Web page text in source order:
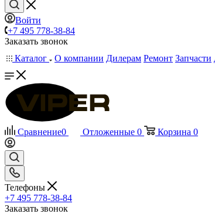
Войти
+7 495 778-38-84
Заказать звонок
Каталог
О компании Дилерам Ремонт Запчасти
Сравнение0 Отложенные 0 Корзина 0
Телефоны
+7 495 778-38-84
Заказать звонок